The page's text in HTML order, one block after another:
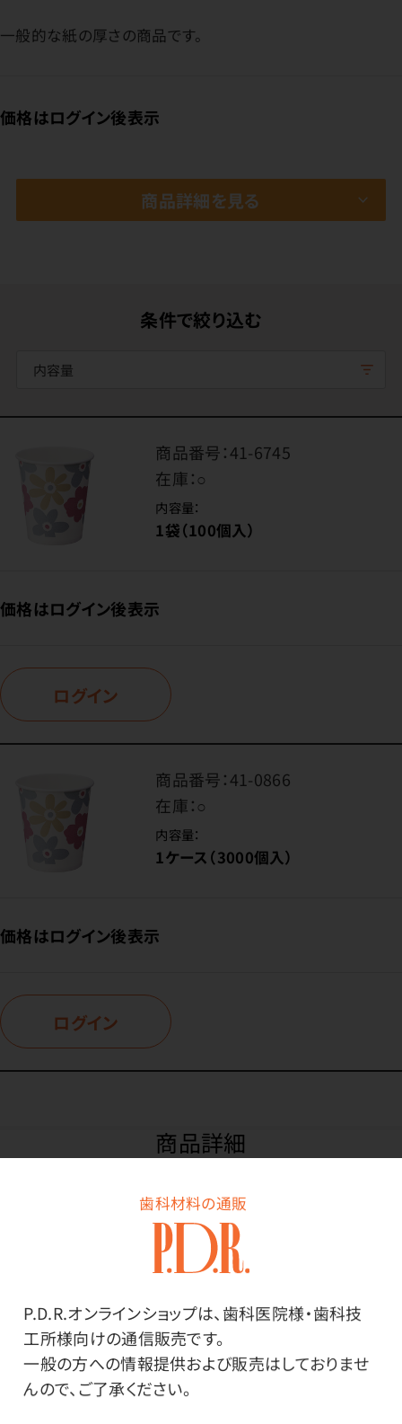
歯科材料の通販
P.D.R.オンラインショップは、歯科医院様・歯科技
工所様向けの通信販売です。
一般の方への情報提供および販売はしておりませ
んので、ご了承ください。
一般的な紙の厚さの商品です。
価格はログイン後表示
商品詳細を見る
条件で絞り込む
内容量
商品番号：41-6745
在庫：○
内容量：
1袋（100個入）
価格はログイン後表示
ログイン
商品番号：41-0866
在庫：○
内容量：
1ケース（3000個入）
価格はログイン後表示
ログイン
商品詳細
ので目立ちすぎずチェアサイドに馴染みます。
一般的な紙の厚さの商品です。
ご存知ですか